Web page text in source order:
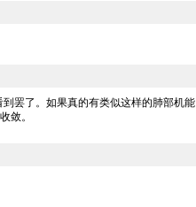
罢了。如果真的有类似这样的肺部机能
敛。